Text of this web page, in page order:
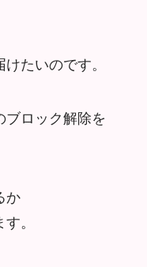
たいのです。
ブロック解除を
か
。